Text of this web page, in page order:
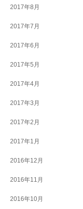
2017年8月
2017年7月
2017年6月
2017年5月
2017年4月
2017年3月
2017年2月
2017年1月
2016年12月
2016年11月
2016年10月